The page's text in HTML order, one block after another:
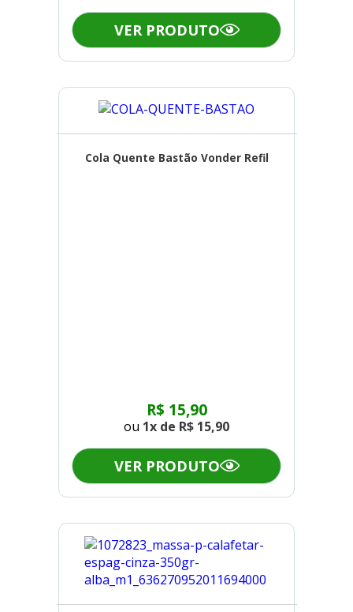
VER PRODUTO
Cola Quente Bastão Vonder Refil
R$ 15,90
ou 1x de R$ 15,90
VER PRODUTO